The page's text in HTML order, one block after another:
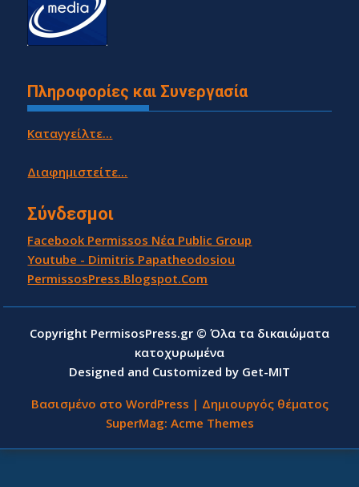
Πληροφορίες και Συνεργασία
Καταγγείλτε...
Διαφημιστείτε...
Σύνδεσμοι
Facebook Permissos Νέα Public Group
Youtube - Dimitris Papatheodosiou
PermissosPress.Blogspot.Com
Copyright PermisosPress.gr © Όλα τα δικαιώματα
κατοχυρωμένα
Designed and Customized by Get-MIT
Βασισμένο στο WordPress | Δημιουργός θέματος
SuperMag: Acme Themes